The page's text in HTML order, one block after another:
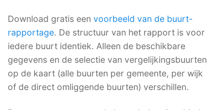
Download gratis een voorbeeld van de buurt-
rapportage. De structuur van het rapport is voor
iedere buurt identiek. Alleen de beschikbare
gegevens en de selectie van vergelijkingsbuurten
op de kaart (alle buurten per gemeente, per wijk
of de direct omliggende buurten) verschillen.